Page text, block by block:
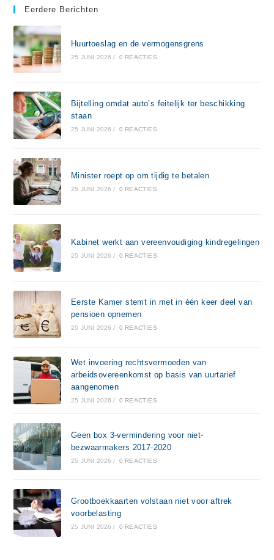
Eerdere Berichten
Huurtoeslag en de vermogensgrens
25 JUNI 2026 / 0 REACTIES
Bijtelling omdat auto’s feitelijk ter beschikking
staan
25 JUNI 2026 / 0 REACTIES
Minister roept op om tijdig te betalen
25 JUNI 2026 / 0 REACTIES
Kabinet werkt aan vereenvoudiging kindregelingen
25 JUNI 2026 / 0 REACTIES
Eerste Kamer stemt in met in één keer deel van
pensioen opnemen
25 JUNI 2026 / 0 REACTIES
Wet invoering rechtsvermoeden van
arbeidsovereenkomst op basis van uurtarief
aangenomen
25 JUNI 2026 / 0 REACTIES
Geen box 3-vermindering voor niet-
bezwaarmakers 2017-2020
25 JUNI 2026 / 0 REACTIES
Grootboekkaarten volstaan niet voor aftrek
voorbelasting
25 JUNI 2026 / 0 REACTIES